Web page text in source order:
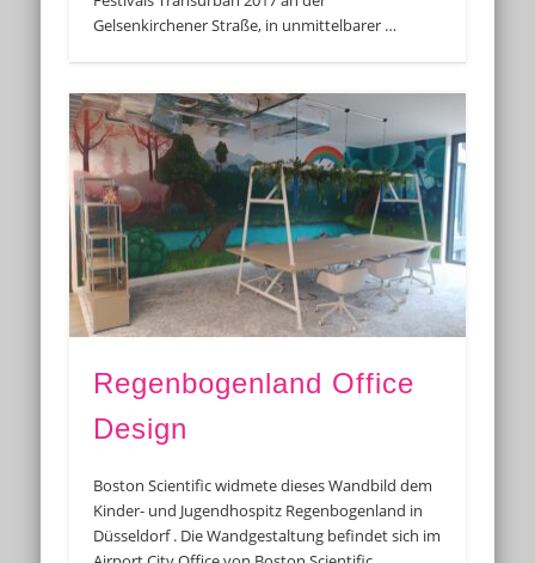
Gelsenkirchener Straße, in unmittelbarer …
Regenbogenland Office
Design
Boston Scientific widmete dieses Wandbild dem
Kinder- und Jugendhospitz Regenbogenland in
Düsseldorf . Die Wandgestaltung befindet sich im